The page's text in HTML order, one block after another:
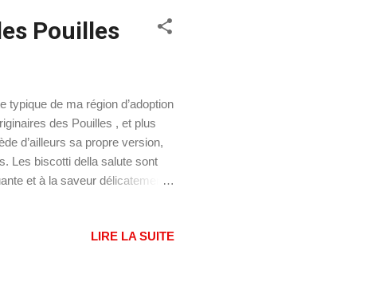
Pouilles
typique de ma région d’adoption
des Pouilles , et plus
d’ailleurs sa propre version,
Les biscotti della salute sont
et à la saveur délicatement
four qui leur donne leurLIRE LA SUITE